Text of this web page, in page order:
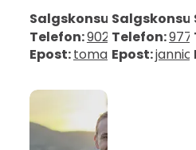
Salgskonsulent
Telefon:90268078
Epost:
Telefon:
Epost: